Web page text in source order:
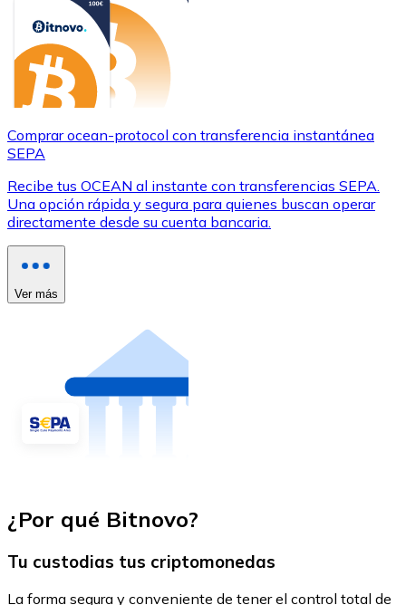
Comprar ocean-protocol con transferencia instantánea
SEPA
Recibe tus OCEAN al instante con transferencias SEPA.
Una opción rápida y segura para quienes buscan operar
directamente desde su cuenta bancaria.
Ver más
¿Por qué Bitnovo?
Tu custodias tus criptomonedas
La forma segura y conveniente de tener el control total de